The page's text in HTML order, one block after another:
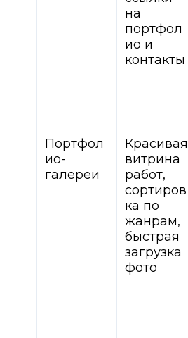
на
портфол
ио и
контакты
Портфол
ио-
галереи
Красивая
витрина
работ,
сортиров
ка по
жанрам,
быстрая
загрузка
фото